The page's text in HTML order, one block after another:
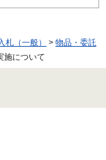
札（一般） > 物品・委託
施について